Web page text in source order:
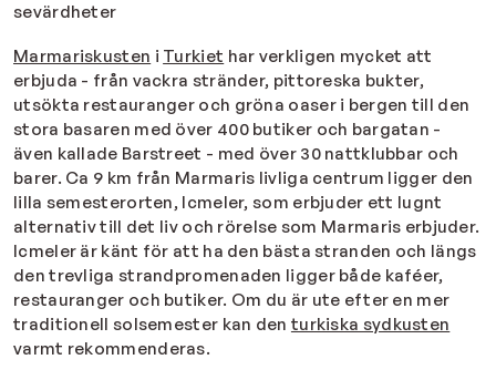
sevärdheter
Marmariskusten i Turkiet har verkligen mycket att
erbjuda - från vackra stränder, pittoreska bukter,
utsökta restauranger och gröna oaser i bergen till den
stora basaren med över 400 butiker och bargatan -
även kallade Barstreet - med över 30 nattklubbar och
barer. Ca 9 km från Marmaris livliga centrum ligger den
lilla semesterorten, Icmeler, som erbjuder ett lugnt
alternativ till det liv och rörelse som Marmaris erbjuder.
Icmeler är känt för att ha den bästa stranden och längs
den trevliga strandpromenaden ligger både kaféer,
restauranger och butiker. Om du är ute efter en mer
traditionell solsemester kan den turkiska sydkusten
varmt rekommenderas.